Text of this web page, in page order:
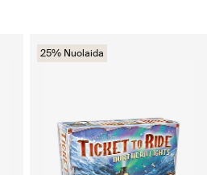
25% Nuolaida